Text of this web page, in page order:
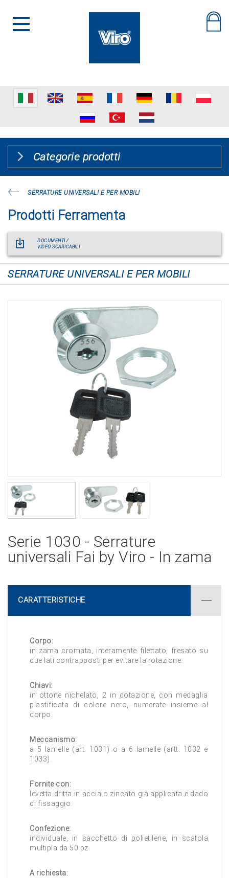
Categorie prodotti
SERRATURE UNIVERSALI E PER MOBILI
Prodotti Ferramenta
DOCUMENTI /
VIDEO SCARICABILI
SERRATURE UNIVERSALI E PER MOBILI
Serie 1030 - Serrature
universali Fai by Viro - In zama
CARATTERISTICHE
Corpo:
in zama cromata, interamente filettato, fresato su
due lati contrapposti per evitare la rotazione.
Chiavi:
in ottone nichelato, 2 in dotazione, con medaglia
plastificata di colore nero, numerate insieme al
corpo.
Meccanismo:
a 5 lamelle (art. 1031) o a 6 lamelle (artt. 1032 e
1033).
Fornite con:
levetta dritta in acciaio zincato già applicata e dado
di fissaggio.
Confezione:
individuale, in sacchetto di polietilene, in scatola
multipla da 50 pz.
A richiesta: